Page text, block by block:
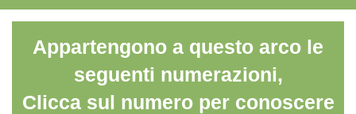
Appartengono a questo arco le
seguenti numerazioni,
Clicca sul numero per conoscere